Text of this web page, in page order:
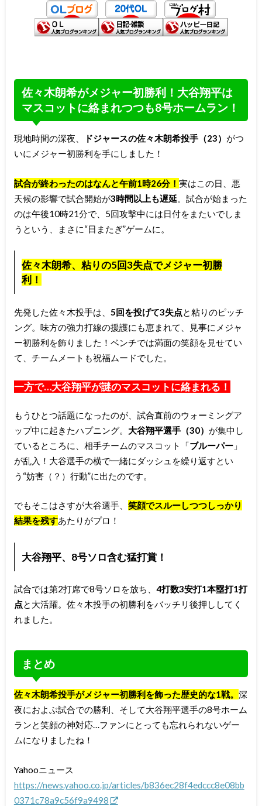
佐々木朗希がメジャー初勝利！大谷翔平は
マスコットに絡まれつつも8号ホームラン！
現地時間の深夜、 ドジャースの佐々木朗希投手（23） がつ
いにメジャー初勝利を手にしました！
試合が終わったのはなんと午前1時26分！ 実はこの日、悪
天候の影響で試合開始が3時間以上も遅延 。試合が始まった
のは午後10時21分で、5回攻撃中には日付をまたいでしま
うという、まさに“日またぎ”ゲームに。
佐々木朗希、粘りの5回3失点でメジャー初勝
利！
先発した佐々木投手は、 5回を投げて3失点と粘りのピッチ
ング。味方の強力打線の援護にも恵まれて、見事にメジャ
ー初勝利を飾りました！ベンチでは満面の笑顔を見せてい
て、チームメートも祝福ムードでした。
一方で…大谷翔平が謎のマスコットに絡まれる！
もうひとつ話題になったのが、試合直前のウォーミングア
ップ中に起きたハプニング。 大谷翔平選手（30） が集中し
ているところに、相手チームのマスコット「ブルーパー」
が乱入！大谷選手の横で一緒にダッシュを繰り返すとい
う“妨害（？）行動”に出たのです。
でもそこはさすが大谷選手、 笑顔でスルーしつつしっかり
結果を残すあたりがプロ！
大谷翔平、8号ソロ含む猛打賞！
試合では第2打席で8号ソロを放ち、 4打数3安打1本塁打1打
点と大活躍。佐々木投手の初勝利をバッチリ後押ししてく
れました。
まとめ
佐々木朗希投手がメジャー初勝利を飾った歴史的な1戦。 深
夜におよぶ試合での勝利、そして大谷翔平選手の8号ホーム
ランと笑顔の神対応…ファンにとっても忘れられないゲー
ムになりましたね！
Yahooニュース
https://news.yahoo.co.jp/articles/b836ec28f4edccc8e08bb
0371c78a9c56f9a9498